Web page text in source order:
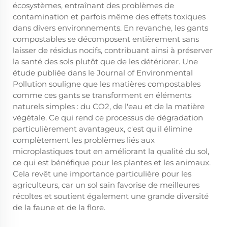
écosystèmes, entraînant des problèmes de
contamination et parfois même des effets toxiques
dans divers environnements. En revanche, les gants
compostables se décomposent entièrement sans
laisser de résidus nocifs, contribuant ainsi à préserver
la santé des sols plutôt que de les détériorer. Une
étude publiée dans le Journal of Environmental
Pollution souligne que les matières compostables
comme ces gants se transforment en éléments
naturels simples : du CO2, de l'eau et de la matière
végétale. Ce qui rend ce processus de dégradation
particulièrement avantageux, c'est qu'il élimine
complètement les problèmes liés aux
microplastiques tout en améliorant la qualité du sol,
ce qui est bénéfique pour les plantes et les animaux.
Cela revêt une importance particulière pour les
agriculteurs, car un sol sain favorise de meilleures
récoltes et soutient également une grande diversité
de la faune et de la flore.